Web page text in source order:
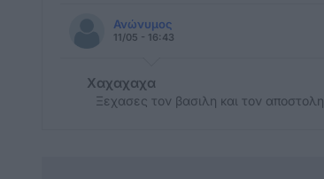
Ανώνυμος
11/05 - 16:43
Χαχαχαχα
Ξεχασες τον βασιλη και τον αποστολη